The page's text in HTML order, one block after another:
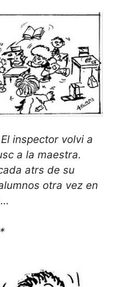
inspector volvi a
a la maestra.
atrs de su
otra vez en